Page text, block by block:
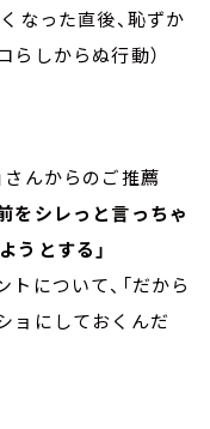
なった直後、恥ずか
らしからぬ行動）
さんからのご推薦
をシレっと言っちゃ
うとする」
について、「だから
ョにしておくんだ